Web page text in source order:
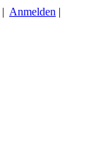
| Anmelden |